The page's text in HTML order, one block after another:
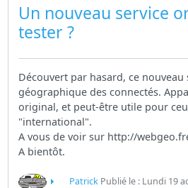
Un nouveau service
tester ?
Découvert par hasard, ce
géographique des connectés.
original, et peut-être utile pour
"international".
A vous de voir sur http://
A bientôt.
PatrickPublié le : Lundi 19